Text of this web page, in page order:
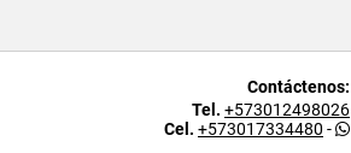
Contáctenos:
Tel. +573012498026
Cel. +573017334480 -